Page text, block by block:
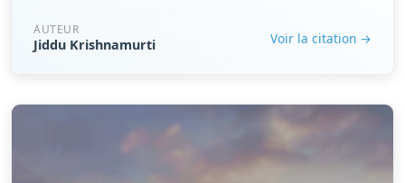
AUTEUR
Jiddu Krishnamurti Voir la citation →